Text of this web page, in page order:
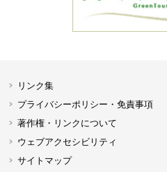
リンク集
プライバシーポリシー・免責事項
著作権・リンクについて
ウェブアクセシビリティ
サイトマップ